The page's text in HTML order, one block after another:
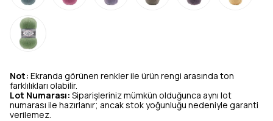
Not: Ekranda görünen renkler ile ürün rengi arasında ton
farklılıkları olabilir.
Lot Numarası: Siparişleriniz mümkün olduğunca aynı lot
numarası ile hazırlanır; ancak stok yoğunluğu nedeniyle garanti
verilemez.